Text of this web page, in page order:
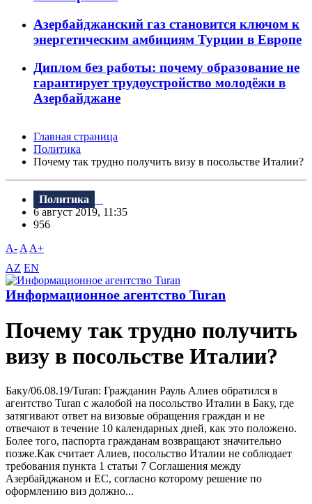
Азербайджанский газ становится ключом к
энергетическим амбициям Турции в Европе
Диплом без работы: почему образование не
гарантирует трудоустройство молодёжи в
Азербайджане
Главная страница
Политика
Почему так трудно получить визу в посольстве Италии?
Политика
6 август 2019, 11:35
956
A- A A+
AZ EN
Информационное агентство Turan
Почему так трудно получить
визу в посольстве Италии?
Баку/06.08.19/Turan: Гражданин Рауль Алиев обратился в
агентство Turan c жалобой на посольство Италии в Баку, где
затягивают ответ на визовые обращения граждан и не
отвечают в течение 10 календарных дней, как это положено.
Более того, паспорта гражданам возвращают значительно
позже.Как считает Алиев, посольство Италии не соблюдает
требования пункта 1 статьи 7 Соглашения между
Азербайджаном и ЕС, согласно которому решение по
оформлению виз должно...